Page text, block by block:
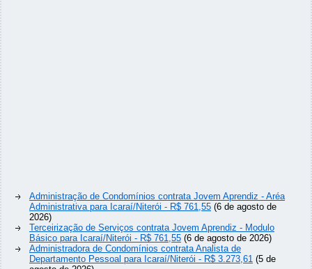
Administração de Condomínios contrata Jovem Aprendiz - Aréa
Administrativa para Icaraí/Niterói - R$ 761,55 (6 de agosto de
2026)
Terceirização de Serviços contrata Jovem Aprendiz - Modulo
Básico para Icaraí/Niterói - R$ 761,55 (6 de agosto de 2026)
Administradora de Condomínios contrata Analista de
Departamento Pessoal para Icaraí/Niterói - R$ 3.273,61 (5 de